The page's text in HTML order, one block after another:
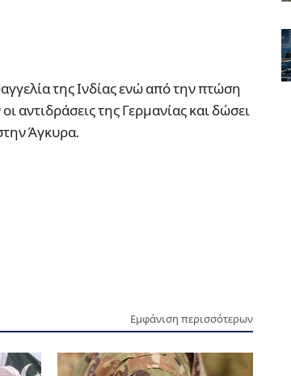
της Ινδίας ενώ από την πτώση
αντιδράσεις της Γερμανίας και δώσει
Άγκυρα.
Εμφάνιση περισσότερων